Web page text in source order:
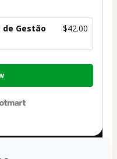
de Gestão
$42.00